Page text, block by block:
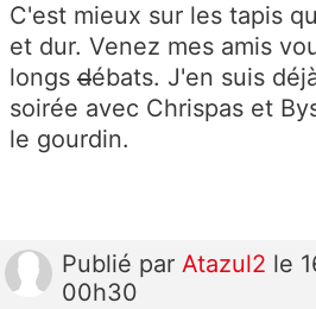
C'est mieux sur les tapis
et dur. Venez mes amis
longs débats. J'en suis
soirée avec Chrispas et
le gourdin.
Publié par Atazul2 le
00h30